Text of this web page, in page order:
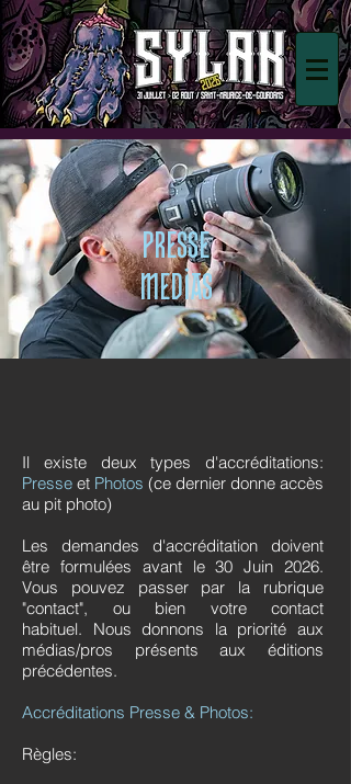
PRESSE
MEDIAS
Il existe deux types d'accréditations:
Presse et Photos (ce dernier donne accès
au pit photo)
Les demandes d'accréditation doivent
être formulées avant le 30 Juin 2026.
Vous pouvez passer par la rubrique
"contact", ou bien votre contact
habituel. Nous donnons la priorité aux
médias/pros présents aux éditions
précédentes.
Accréditations Presse & Photos:
Règles: